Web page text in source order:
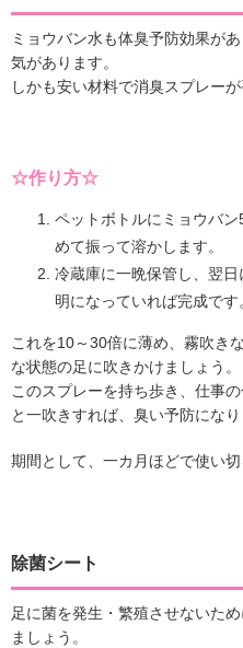
ミョウバン水も体臭予防効果が
気があります。
しかも安い材料で消臭スプレーが
☆作り方☆
ペットボトルにミョウバ
めて振って溶かします。
冷蔵庫に一晩保管し、翌
明になっていれば完成です
これを10～30倍に薄め、霧吹き
な状態の足に吹きかけましょう。
このスプレーを持ち歩き、仕事
と一吹きすれば、臭い予防になり
期間として、一カ月ほどで使い切
除菌シート
足に菌を発生・繁殖させないため
ましょう。